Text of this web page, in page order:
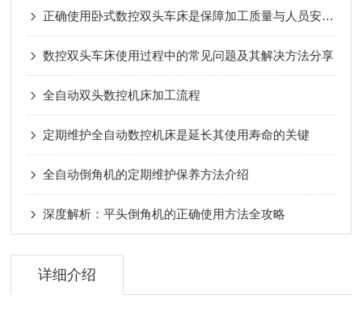
正确使用卧式数控双头车床是保障加工质量与人员安全的关键
数控双头车床使用过程中的常见问题及其解决方法分享
全自动双头数控机床加工流程
定期维护全自动数控机床是延长其使用寿命的关键
全自动倒角机的定期维护保养方法介绍
深度解析：平头倒角机的正确使用方法全攻略
详细介绍